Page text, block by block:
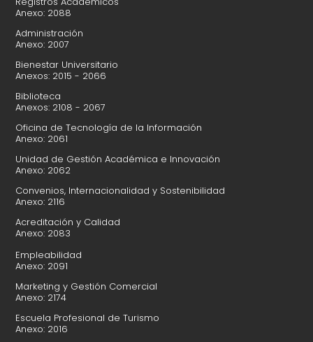
Anexo: 2088
Administración
Anexo: 2007
Bienestar Universitario
Anexos: 2015 - 2066
Biblioteca
Anexos: 2108 - 2067
Oficina de Tecnología de la Información
Anexo: 2061
Unidad de Gestión Académica e Innovación
Anexo: 2062
Convenios, Internacionalidad y Sostenibilidad
Anexo: 2116
Acreditación y Calidad
Anexo: 2083
Empleabilidad
Anexo: 2091
Marketing y Gestión Comercial
Anexo: 2174
Escuela Profesional de Turismo
Anexo: 2016